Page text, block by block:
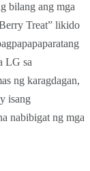
bilang ang mga
Treat” likido
LG sa
ng karagdagan,
isang
nabibigat ng mga